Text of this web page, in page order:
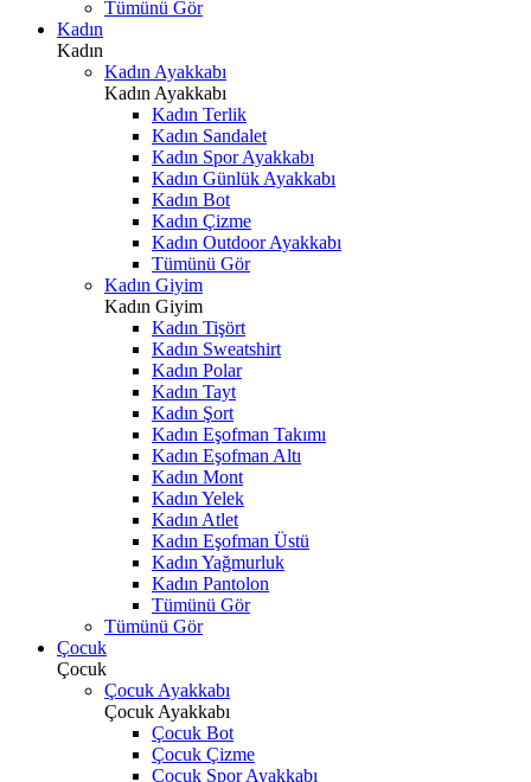
Tümünü Gör
Kadın
Kadın
Kadın Ayakkabı
Kadın Ayakkabı
Kadın Terlik
Kadın Sandalet
Kadın Spor Ayakkabı
Kadın Günlük Ayakkabı
Kadın Bot
Kadın Çizme
Kadın Outdoor Ayakkabı
Tümünü Gör
Kadın Giyim
Kadın Giyim
Kadın Tişört
Kadın Sweatshirt
Kadın Polar
Kadın Tayt
Kadın Şort
Kadın Eşofman Takımı
Kadın Eşofman Altı
Kadın Mont
Kadın Yelek
Kadın Atlet
Kadın Eşofman Üstü
Kadın Yağmurluk
Kadın Pantolon
Tümünü Gör
Tümünü Gör
Çocuk
Çocuk
Çocuk Ayakkabı
Çocuk Ayakkabı
Çocuk Bot
Çocuk Çizme
Çocuk Spor Ayakkabı